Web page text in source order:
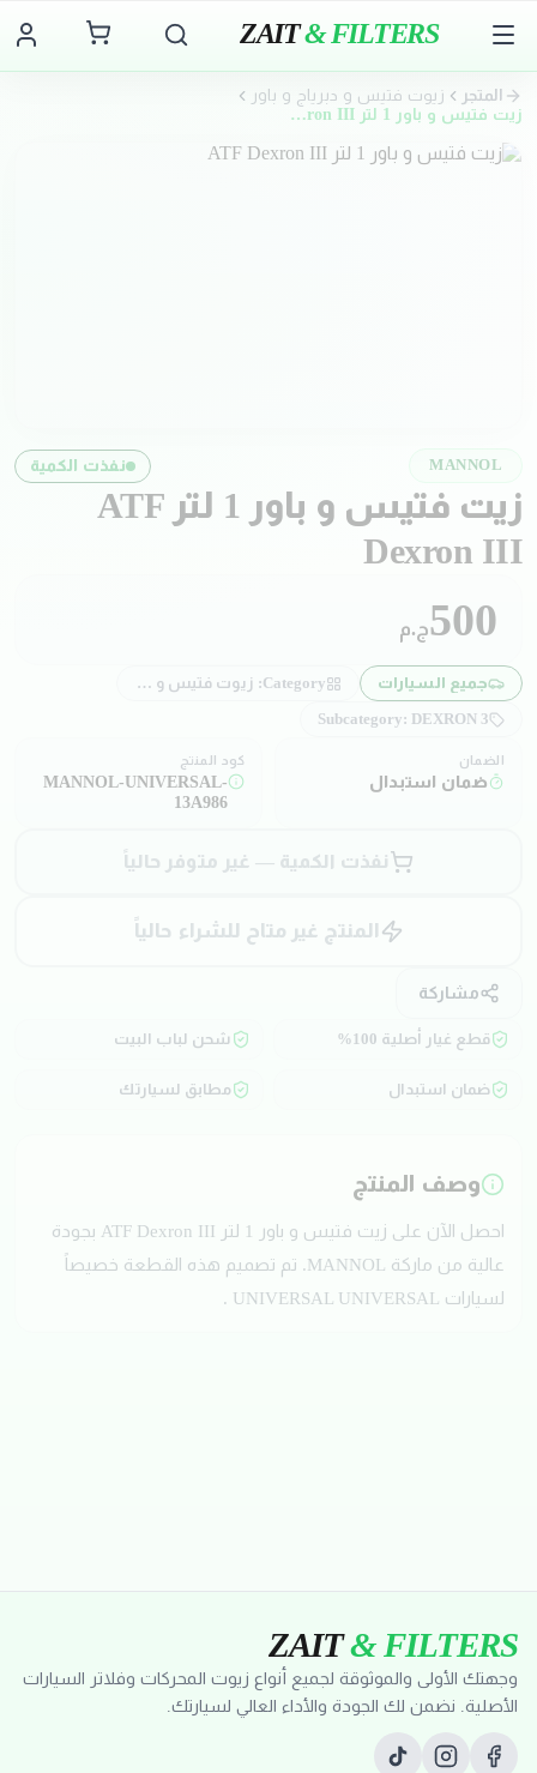
ZAIT& FILTERS
المتجر
زيوت فتيس و دبرياج و باور
زيت فتيس و باور 1 لتر ATF Dexron III
MANNOL نفذت الكمية
زيت فتيس و باور 1 لتر ATF
Dexron III
500ج.م
جميع السيارات Category: زيوت فتيس و دبرياج و باور
Subcategory: DEXRON 3
الضمان
ضمان استبدال
كود المنتج
MANNOL-UNIVERSAL-
13A986
نفذت الكمية — غير متوفر حالياً
المنتج غير متاح للشراء حالياً
مشاركة
قطع غيار أصلية 100% شحن لباب البيت
ضمان استبدال مطابق لسيارتك
وصف المنتج
احصل الآن على زيت فتيس و باور 1 لتر ATF Dexron III بجودة
عالية من ماركة MANNOL. تم تصميم هذه القطعة خصيصاً
لسيارات UNIVERSAL UNIVERSAL .
ZAIT& FILTERS
وجهتك الأولى والموثوقة لجميع أنواع زيوت المحركات وفلاتر السيارات
الأصلية. نضمن لك الجودة والأداء العالي لسيارتك.